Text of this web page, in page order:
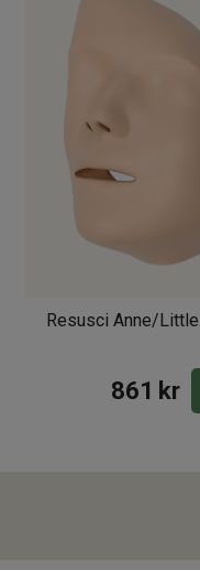
• 24 st
• Instruktioner
Resusci Anne/
861 kr